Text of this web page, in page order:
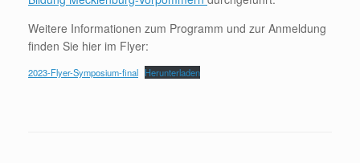
Weitere Informationen zum Programm und zur Anmeldung
finden Sie hier im Flyer:
2023-Flyer-Symposium-final Herunterladen